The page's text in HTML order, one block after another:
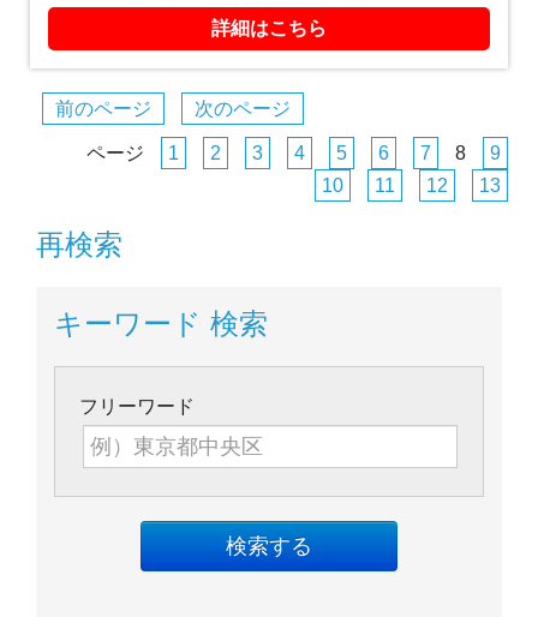
詳細はこちら
前のページ 次のページ
ページ 1 2 3 4 5 6 7 8
9
10
11 12 13
再検索
キーワード 検索
フリーワード